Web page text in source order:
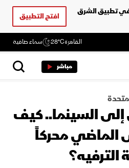
في تطبيق الشرق
افتح التطبيق
القاهرة28°C سماء صافية
مباشر
السينما.. كيف
الماضي محركاً